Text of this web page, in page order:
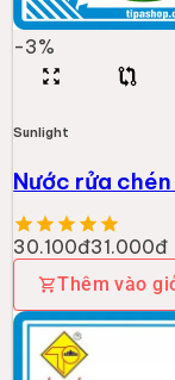
-3%
Sunlight
Nước rửa
30.100đ31.000đ
Thêm vào